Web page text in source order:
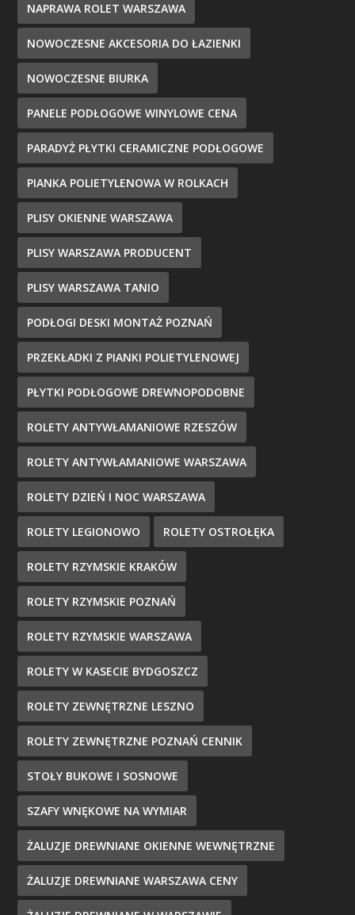
NAPRAWA ROLET WARSZAWA
NOWOCZESNE AKCESORIA DO ŁAZIENKI
NOWOCZESNE BIURKA
PANELE PODŁOGOWE WINYLOWE CENA
PARADYŻ PŁYTKI CERAMICZNE PODŁOGOWE
PIANKA POLIETYLENOWA W ROLKACH
PLISY OKIENNE WARSZAWA
PLISY WARSZAWA PRODUCENT
PLISY WARSZAWA TANIO
PODŁOGI DESKI MONTAŻ POZNAŃ
PRZEKŁADKI Z PIANKI POLIETYLENOWEJ
PŁYTKI PODŁOGOWE DREWNOPODOBNE
ROLETY ANTYWŁAMANIOWE RZESZÓW
ROLETY ANTYWŁAMANIOWE WARSZAWA
ROLETY DZIEŃ I NOC WARSZAWA
ROLETY LEGIONOWO ROLETY OSTROŁĘKA
ROLETY RZYMSKIE KRAKÓW
ROLETY RZYMSKIE POZNAŃ
ROLETY RZYMSKIE WARSZAWA
ROLETY W KASECIE BYDGOSZCZ
ROLETY ZEWNĘTRZNE LESZNO
ROLETY ZEWNĘTRZNE POZNAŃ CENNIK
STOŁY BUKOWE I SOSNOWE
SZAFY WNĘKOWE NA WYMIAR
ŻALUZJE DREWNIANE OKIENNE WEWNĘTRZNE
ŻALUZJE DREWNIANE WARSZAWA CENY